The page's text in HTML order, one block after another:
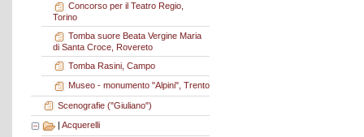
Concorso per il Teatro Regio,
Torino
Tomba suore Beata Vergine Maria
di Santa Croce, Rovereto
Tomba Rasini, Campo
Museo - monumento "Alpini", Trento
Scenografie ("Giuliano")
Acquerelli